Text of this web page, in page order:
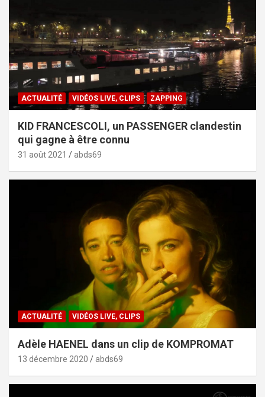
ACTUALITÉ VIDÉOS LIVE, CLIPS ZAPPING
KID FRANCESCOLI, un PASSENGER clandestin
qui gagne à être connu
31 août 2021 abds69
ACTUALITÉ VIDÉOS LIVE, CLIPS
Adèle HAENEL dans un clip de KOMPROMAT
13 décembre 2020 abds69